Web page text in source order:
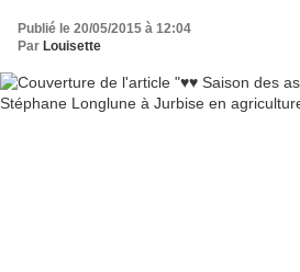
Publié le 20/05/2015 à 12:04
Par Louisette